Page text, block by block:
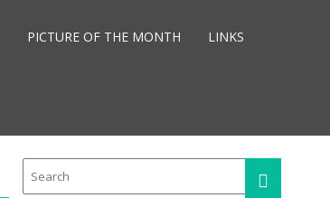
PICTURE OF THE MONTH LINKS